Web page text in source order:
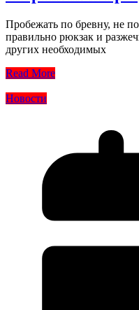
Пробежать по бревну, не
правильно рюкзак и
других необходимых
Read More
Новости